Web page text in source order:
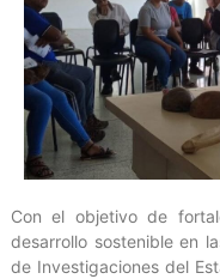
Con el objetivo de
desarrollo sostenible en
de Investigaciones del